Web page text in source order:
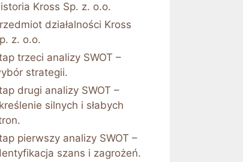
Kross Sp. z. o.o.
działalności Kross
z. o.o.
trzeci analizy SWOT –
strategii.
drugi analizy SWOT –
silnych i słabych
pierwszy analizy SWOT –
szans i zagrożeń.